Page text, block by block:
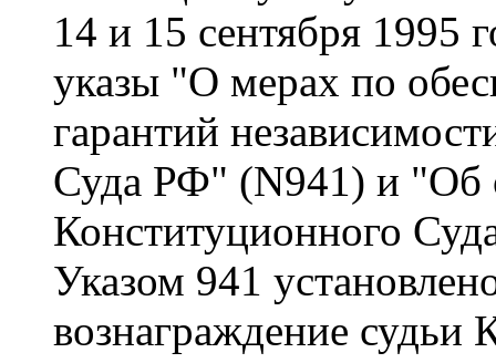
14 и 15 сентября 1995
указы "О мерах по
гарантий
Суда РФ" (N941) и "Об
Конституционного
Указом 941
вознаграждение судьи